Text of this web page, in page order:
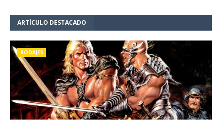
ARTÍCULO DESTACADO
RODAJES